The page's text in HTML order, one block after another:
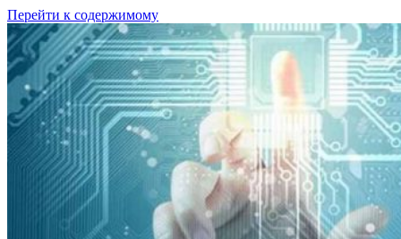
Перейти к содержимому